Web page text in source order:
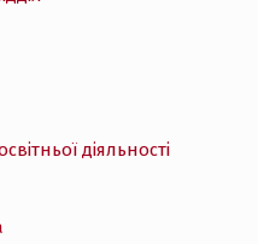
діяльності